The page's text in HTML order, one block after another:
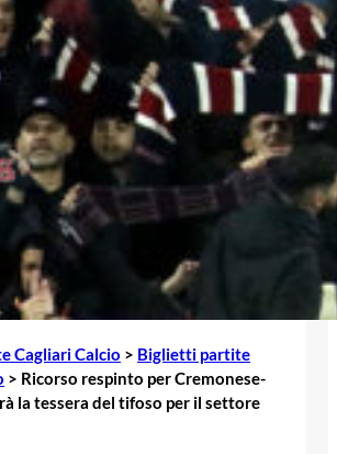
Cagliari Calcio > Biglietti partite
> Ricorso respinto per Cremonese-
la tessera del tifoso per il settore